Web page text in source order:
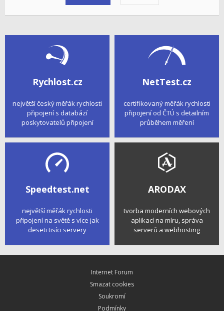
Rychlost.cz
největší český měřák rychlosti
připojení s databází
poskytovatelů připojení
NetTest.cz
certifikovaný měřák rychlosti
připojení od ČTÚ s detailním
průběhem měření
Speedtest.net
největší měřák rychlosti
připojení na světě s více jak
deseti tisíci servery
ARODAX
tvorba moderních webových
aplikací na míru, správa
serverů a webhosting
Internet Forum
Smazat cookies
Soukromí
Podmínky